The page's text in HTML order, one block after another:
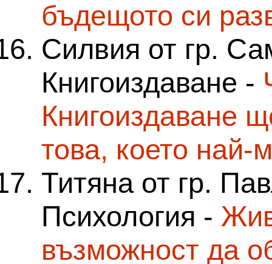
бъдещото си
Силвия от гр.
Книгоиздаване -
Книгоиздаване
това, което най-
Титяна от гр.
Психология -
възможност да